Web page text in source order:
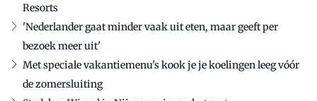
Resorts
'Nederlander gaat minder vaak uit eten, maar geeft per
bezoek meer uit'
Met speciale vakantiemenu's kook je je koelingen leeg vóór
de zomersluiting